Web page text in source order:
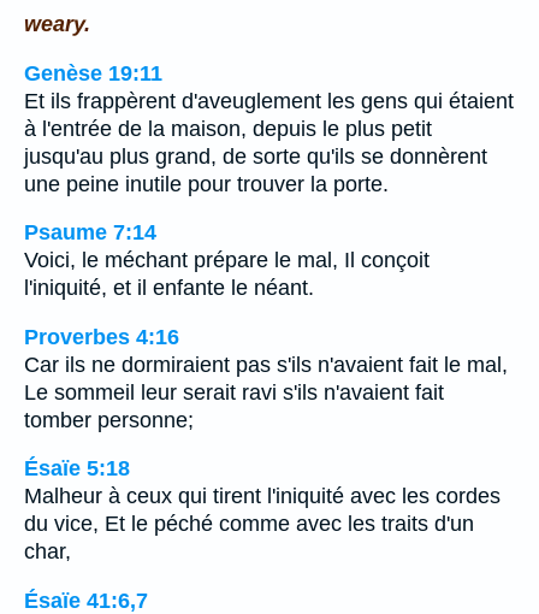
weary.
Genèse 19:11
Et ils frappèrent d'aveuglement les gens qui étaient
à l'entrée de la maison, depuis le plus petit
jusqu'au plus grand, de sorte qu'ils se donnèrent
une peine inutile pour trouver la porte.
Psaume 7:14
Voici, le méchant prépare le mal, Il conçoit
l'iniquité, et il enfante le néant.
Proverbes 4:16
Car ils ne dormiraient pas s'ils n'avaient fait le mal,
Le sommeil leur serait ravi s'ils n'avaient fait
tomber personne;
Ésaïe 5:18
Malheur à ceux qui tirent l'iniquité avec les cordes
du vice, Et le péché comme avec les traits d'un
char,
Ésaïe 41:6,7